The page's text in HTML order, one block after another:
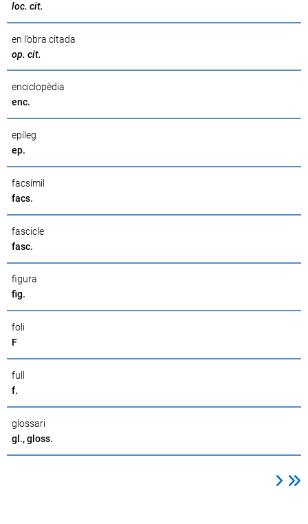
loc. cit.
en l’obra citada
op. cit.
enciclopèdia
enc.
epíleg
ep.
facsímil
facs.
fascicle
fasc.
figura
fig.
foli
F
full
f.
glossari
gl., gloss.